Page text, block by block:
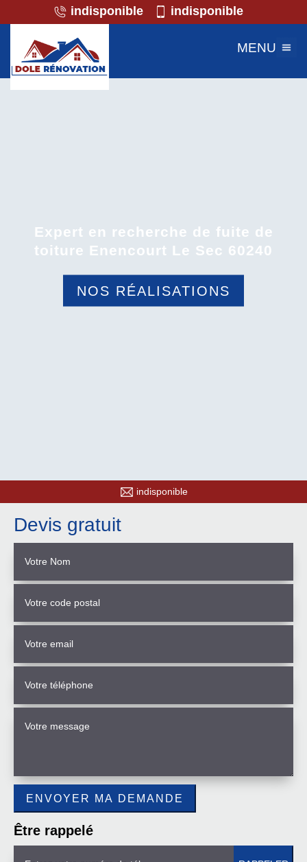
indisponible indisponible
MENU
Expert en recherche de fuite de
toiture Enencourt Le Sec 60240
NOS RÉALISATIONS
indisponible
Devis gratuit
Être rappelé